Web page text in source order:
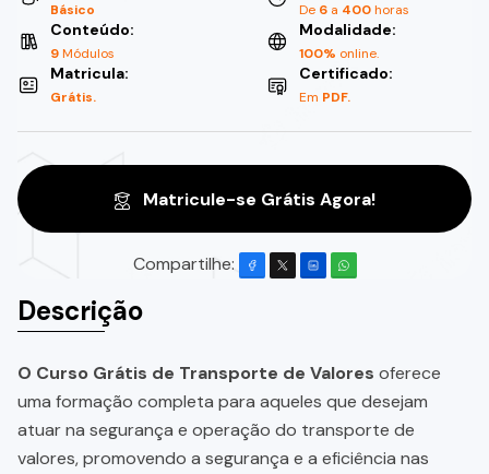
Básico De 6 a 400horas
Conteúdo:
9Módulos
Modalidade:
100% online.
Matricula:
Grátis.
Certificado:
Em PDF.
Matricule-se Grátis Agora!
Compartilhe:
Descrição
O Curso Grátis de Transporte de Valores oferece
uma formação completa para aqueles que desejam
atuar na segurança e operação do transporte de
valores, promovendo a segurança e a eficiência nas